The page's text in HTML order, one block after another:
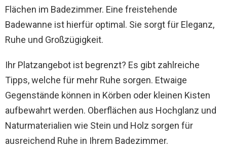
Flächen im Badezimmer. Eine freistehende
Badewanne ist hierfür optimal. Sie sorgt für Eleganz,
Ruhe und Großzügigkeit.
Ihr Platzangebot ist begrenzt? Es gibt zahlreiche
Tipps, welche für mehr Ruhe sorgen. Etwaige
Gegenstände können in Körben oder kleinen Kisten
aufbewahrt werden. Oberflächen aus Hochglanz und
Naturmaterialien wie Stein und Holz sorgen für
ausreichend Ruhe in Ihrem Badezimmer.